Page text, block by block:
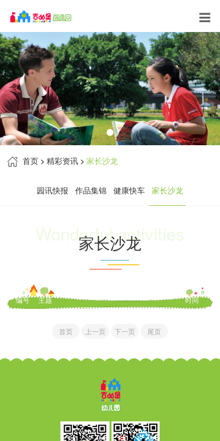
首页 > 精彩资讯 > 家长沙龙
园讯快报 作品集锦 健康快车 家长沙龙
Wonderful activities
家长沙龙
编号 主题 时间
首页 上一页 下一页 尾页